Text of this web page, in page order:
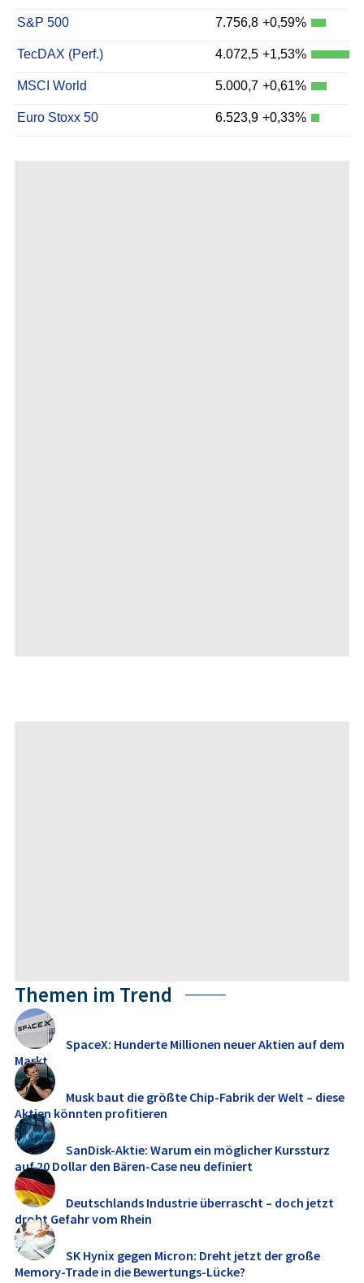
S&P 500 7.756,8 +0,59%
TecDAX (Perf.) 4.072,5 +1,53%
MSCI World 5.000,7 +0,61%
Euro Stoxx 50 6.523,9 +0,33%
Themen im Trend
SpaceX: Hunderte Millionen neuer Aktien auf dem
Markt
Musk baut die größte Chip-Fabrik der Welt – diese
Aktien könnten profitieren
SanDisk-Aktie: Warum ein möglicher Kurssturz
auf 20 Dollar den Bären-Case neu definiert
Deutschlands Industrie überrascht – doch jetzt
droht Gefahr vom Rhein
SK Hynix gegen Micron: Dreht jetzt der große
Memory‑Trade in die Bewertungs-Lücke?